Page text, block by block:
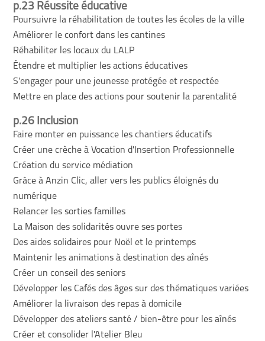
p.23 Réussite éducative
Poursuivre la réhabilitation de toutes les écoles de la ville
Améliorer le confort dans les cantines
Réhabiliter les locaux du LALP
Étendre et multiplier les actions éducatives
S'engager pour une jeunesse protégée et respectée
Mettre en place des actions pour soutenir la parentalité
p.26 Inclusion
Faire monter en puissance les chantiers éducatifs
Créer une crèche à Vocation d'Insertion Professionnelle
Création du service médiation
Grâce à Anzin Clic, aller vers les publics éloignés du
numérique
Relancer les sorties familles
La Maison des solidarités ouvre ses portes
Des aides solidaires pour Noël et le printemps
Maintenir les animations à destination des aînés
Créer un conseil des seniors
Développer les Cafés des âges sur des thématiques variées
Améliorer la livraison des repas à domicile
Développer des ateliers santé / bien-être pour les aînés
Créer et consolider l'Atelier Bleu